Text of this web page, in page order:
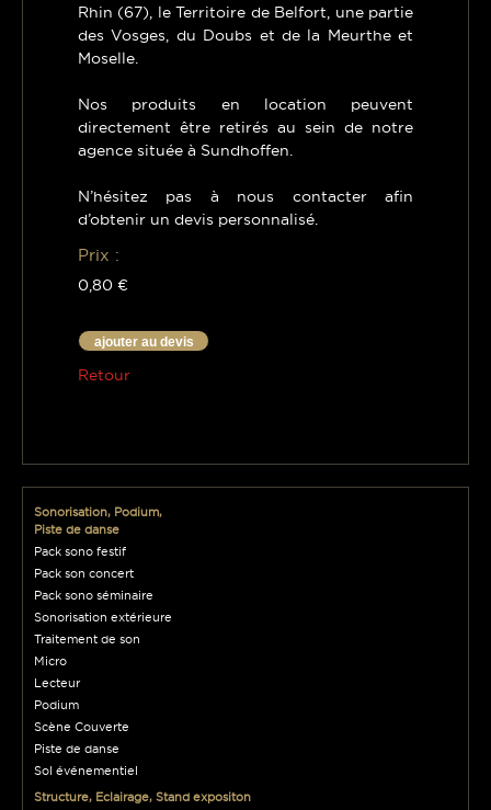
Rhin (67), le Territoire de Belfort, une partie
des Vosges, du Doubs et de la Meurthe et
Moselle.
Nos produits en location peuvent
directement être retirés au sein de notre
agence située à Sundhoffen.
N’hésitez pas à nous contacter afin
d’obtenir un devis personnalisé.
Prix :
0,80 €
ajouter au devis
Retour
Sonorisation, Podium,
Piste de danse
Pack sono festif
Pack son concert
Pack sono séminaire
Sonorisation extérieure
Traitement de son
Micro
Lecteur
Podium
Scène Couverte
Piste de danse
Sol événementiel
Structure, Eclairage, Stand expositon